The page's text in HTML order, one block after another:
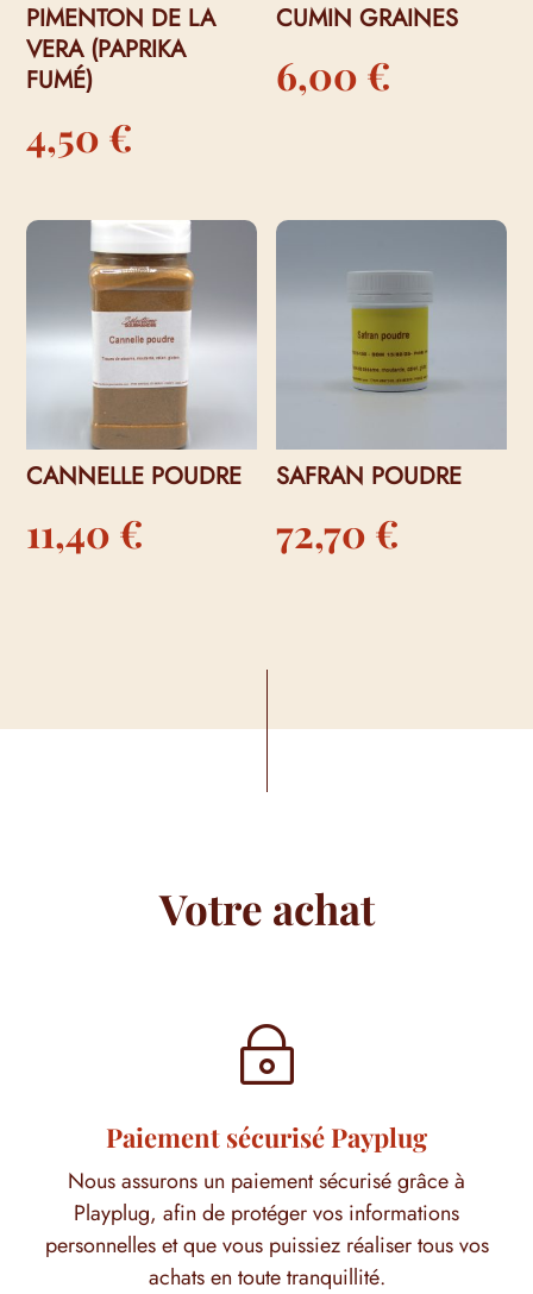
PIMENTON DE LA
VERA (PAPRIKA
FUMÉ)
4,50 €
CUMIN GRAINES
6,00 €
CANNELLE POUDRE
11,40 €
SAFRAN POUDRE
72,70 €
Votre achat
~
Paiement sécurisé Payplug
Nous assurons un paiement sécurisé grâce à
Playplug, afin de protéger vos informations
personnelles et que vous puissiez réaliser tous vos
achats en toute tranquillité.